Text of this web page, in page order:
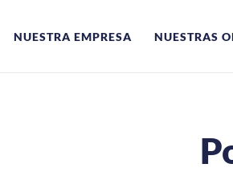
NUESTRA EMPRESA NUESTRAS